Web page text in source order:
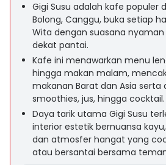
Gigi Susu adalah kafe populer
Bolong, Canggu, buka setiap
Wita dengan suasana
dekat pantai.
Kafe ini menawarkan menu
hingga makan malam,
makanan Barat dan Asia serta
smoothies, jus, hingga cocktail.
Daya tarik utama Gigi Susu
interior estetik bernuansa
dan atmosfer hangat yang
atau bersantai bersama